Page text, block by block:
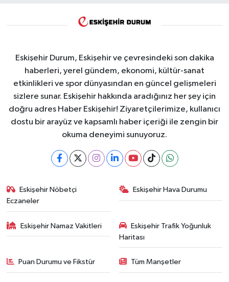
Eskişehir Durum, Eskişehir ve çevresindeki son dakika
haberleri, yerel gündem, ekonomi, kültür-sanat
etkinlikleri ve spor dünyasından en güncel gelişmeleri
sizlere sunar. Eskişehir hakkında aradığınız her şey için
doğru adres Haber Eskişehir! Ziyaretçilerimize, kullanıcı
dostu bir arayüz ve kapsamlı haber içeriği ile zengin bir
okuma deneyimi sunuyoruz.
Eskişehir Nöbetçi
Eczaneler
Eskişehir Hava Durumu
Eskişehir Namaz Vakitleri
Eskişehir Trafik Yoğunluk
Haritası
Puan Durumu ve Fikstür Tüm Manşetler